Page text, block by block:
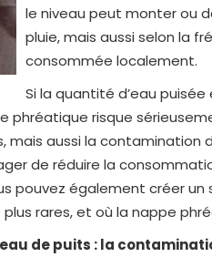
le niveau peut monter ou
pluie, mais aussi selon la
consommée localement.
Si la quantité d’eau
phréatique risque
mais aussi la contamination
de réduire la
pouvez également créer
rares, et où la nappe
de puits : la